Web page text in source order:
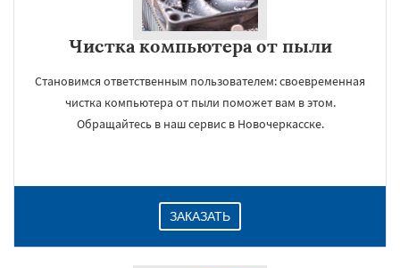
Чистка компьютера от пыли
Становимся ответственным пользователем: своевременная
чистка компьютера от пыли поможет вам в этом.
Обращайтесь в наш сервис в Новочеркасске.
ЗАКАЗАТЬ